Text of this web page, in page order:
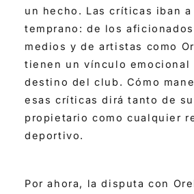
un hecho. Las críticas iban
temprano: de los
medios y de artistas como
tienen un vínculo emocional
destino del club. Cómo
esas críticas dirá tanto de
propietario como cualquier
deportivo.
Por ahora, la disputa con